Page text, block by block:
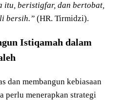
itu, beristigfar, dan bertobat,
bersih.” (HR. Tirmidzi).
Istiqamah dalam
dan membangun kebiasaan
perlu menerapkan strategi